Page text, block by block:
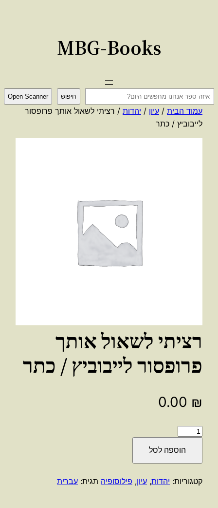
MBG-Books
ח
י
חיפוש Open Scanner
עמוד הבית / עיון / יהדות / רציתי לשאול אותך פרופסור
לייבוביץ / כתר
רציתי לשאול אותך
פרופסור לייבוביץ / כתר
0.00 ₪
כמות
רציתי
לשאול
אותך
הוספה לסל
קטגוריות: יהדות, עיון, פילוסופיה תגית: עברית